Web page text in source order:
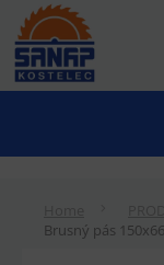
Brusný pás